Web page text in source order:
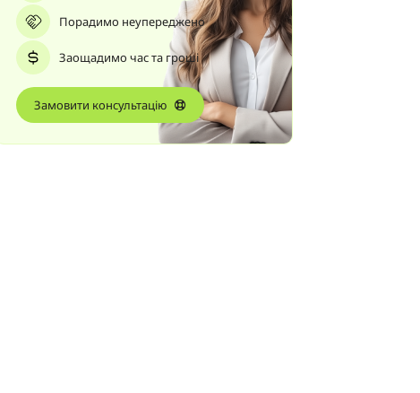
Порадимо неупереджено
Заощадимо час та гроші
Замовити консультацію